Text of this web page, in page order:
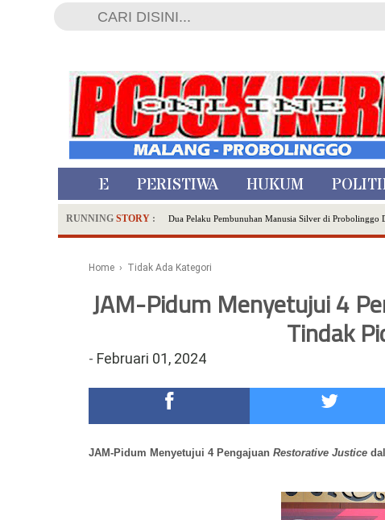
HOME PERISTIWA HUKUM
RUNNING STORY : Dua Pelaku Pembunuhan Manusia Silver di Probolinggo
SDN Sumberejo 02 Kota Batu Kembangkan Program
Polsek Wonoasih Perkuat Ketahanan Pangan Lewat
RILIS RAPAT PLENO TERBUKA PEMUTAKHIRAN
Tugu Tirta Usung 'Smart Water City' di Indonesia City
Meriah,Peringati Hari Bhayangkara ke-80,Polres Batu
Healing-Healing Ke-Malang Batu Jangan Lupa Mampir
Home › Tidak Ada Kategori
JAM-Pidum Menyetujui 4
Tindak
- Februari 01, 2024
JAM-Pidum Menyetujui 4 Pengajuan Restorative Justice